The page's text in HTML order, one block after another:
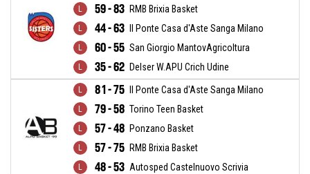
59 - 83 RMB Brixia Basket
44 - 63 Il Ponte Casa d'Aste Sanga Milano
60 - 55 San Giorgio MantovAgricoltura
35 - 62 Delser W.APU Crich Udine
81 - 75 Il Ponte Casa d'Aste Sanga Milano
79 - 58 Torino Teen Basket
57 - 48 Ponzano Basket
57 - 75 RMB Brixia Basket
48 - 53 Autosped Castelnuovo Scrivia